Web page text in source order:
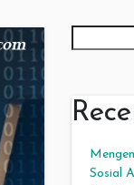
Sosial